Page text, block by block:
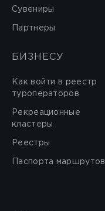
Сувениры
Партнеры
БИЗНЕСУ
Как войти в реестр
туроператоров
Рекреационные
кластеры
Реестры
Паспорта маршрутов